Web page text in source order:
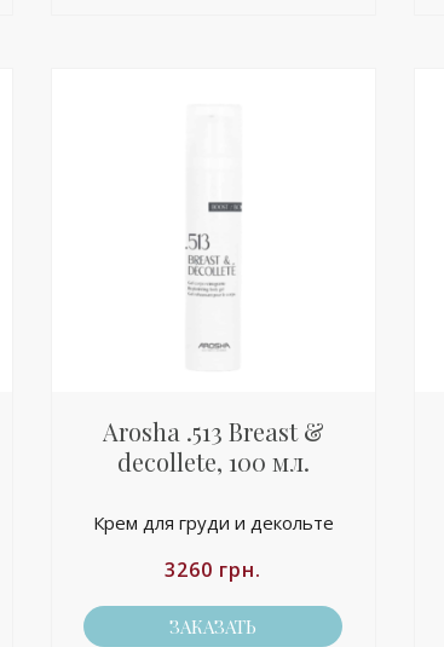
Arosha .513 Breast &
decollete, 100 мл.
Крем для груди и декольте
3260 грн.
ЗАКАЗАТЬ